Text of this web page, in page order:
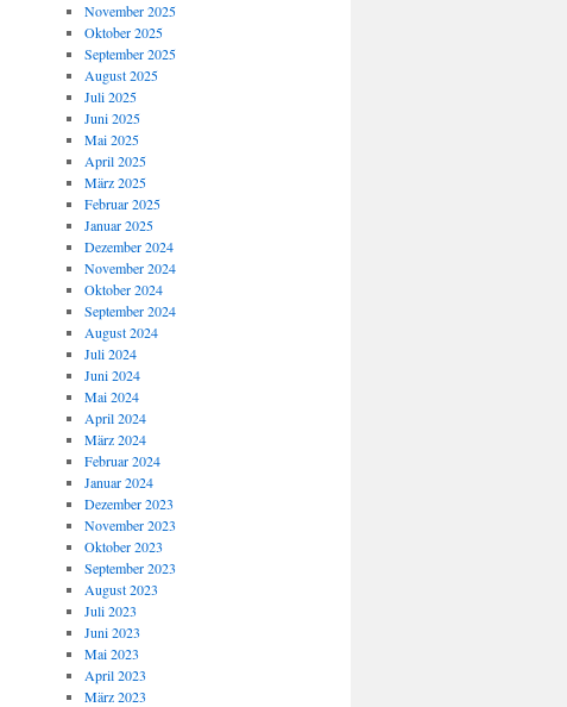
November 2025
Oktober 2025
September 2025
August 2025
Juli 2025
Juni 2025
Mai 2025
April 2025
März 2025
Februar 2025
Januar 2025
Dezember 2024
November 2024
Oktober 2024
September 2024
August 2024
Juli 2024
Juni 2024
Mai 2024
April 2024
März 2024
Februar 2024
Januar 2024
Dezember 2023
November 2023
Oktober 2023
September 2023
August 2023
Juli 2023
Juni 2023
Mai 2023
April 2023
März 2023